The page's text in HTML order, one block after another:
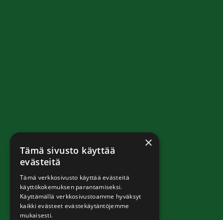
×
Tämä sivusto käyttää
evästeitä
Tämä verkkosivusto käyttää evästeitä
käyttökokemuksen parantamiseksi.
Käyttämällä verkkosivustoamme hyväksyt
kaikki evästeet evästekäytäntöjemme
mukaisesti.